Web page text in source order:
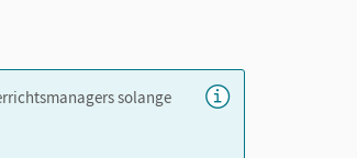
App.
solange